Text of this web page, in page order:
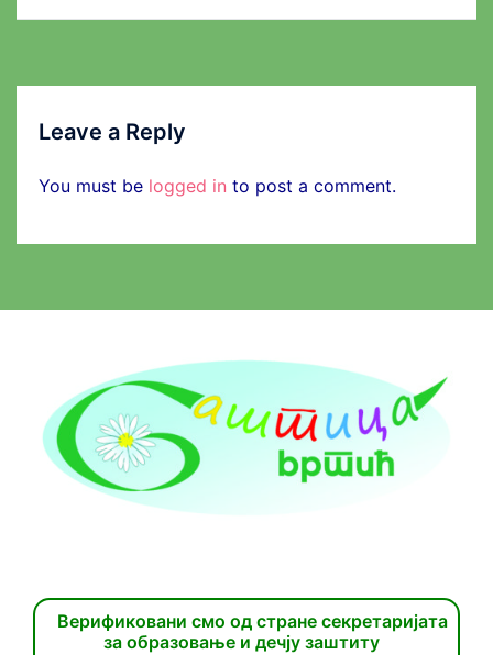
Leave a Reply
You must be logged in to post a comment.
Верификовани смо од стране секретаријата
за образовање и дечју заштиту